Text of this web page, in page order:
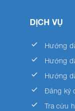
DỊCH VỤ
done Hướng
done Hướng
done Hướng
done Đăng ký
done Tra cứu